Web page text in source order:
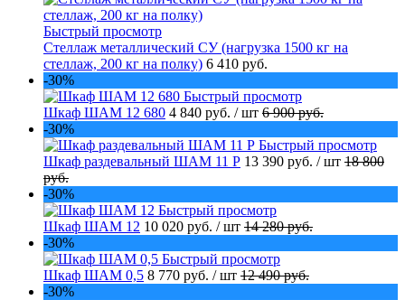
Быстрый просмотр
Стеллаж металлический СУ (нагрузка 1500 кг на
стеллаж, 200 кг на полку) 6 410 руб.
-30%
Быстрый просмотр
Шкаф ШАМ 12 680 4 840 руб. / шт 6 900 руб.
-30%
Быстрый просмотр
Шкаф раздевальный ШАМ 11 Р 13 390 руб. / шт 18 800
руб.
-30%
Быстрый просмотр
Шкаф ШАМ 12 10 020 руб. / шт 14 280 руб.
-30%
Быстрый просмотр
Шкаф ШАМ 0,5 8 770 руб. / шт 12 490 руб.
-30%